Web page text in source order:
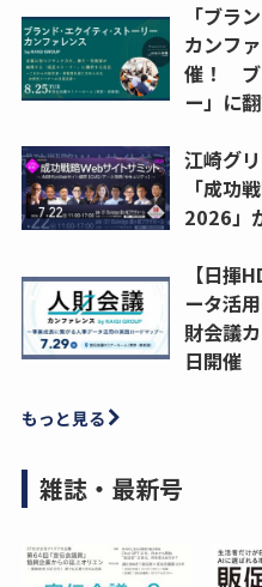
「ブラ
カンフ
催！ ブ
ー」に
江崎グ
「成功
2026」
【日揮
ータ活
財会議
日開催
もっと見る
雑誌・最新号